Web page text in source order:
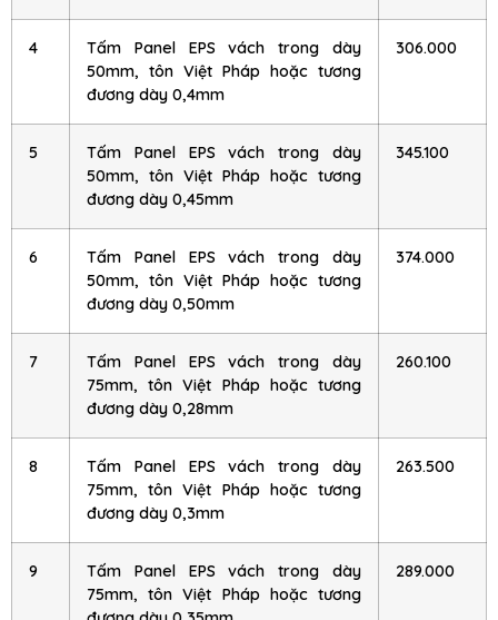
4
Tấm Panel EPS vách trong dày
50mm, tôn Việt Pháp hoặc tương
đương dày 0,4mm
306.000
5
Tấm Panel EPS vách trong dày
50mm, tôn Việt Pháp hoặc tương
đương dày 0,45mm
345.100
6
Tấm Panel EPS vách trong dày
50mm, tôn Việt Pháp hoặc tương
đương dày 0,50mm
374.000
7
Tấm Panel EPS vách trong dày
75mm, tôn Việt Pháp hoặc tương
đương dày 0,28mm
260.100
8
Tấm Panel EPS vách trong dày
75mm, tôn Việt Pháp hoặc tương
đương dày 0,3mm
263.500
9
Tấm Panel EPS vách trong dày
75mm, tôn Việt Pháp hoặc tương
289.000